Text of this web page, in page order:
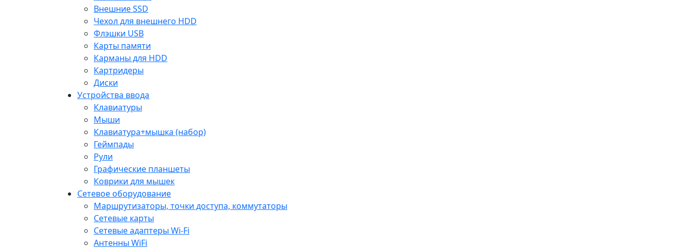
Внешние SSD
Чехол для внешнего HDD
Флэшки USB
Карты памяти
Карманы для HDD
Картридеры
Диски
Устройства ввода
Клавиатуры
Мыши
Клавиатура+мышка (набор)
Геймпады
Рули
Графические планшеты
Коврики для мышек
Сетевое оборудование
Маршрутизаторы, точки доступа, коммутаторы
Сетевые карты
Сетевые адаптеры Wi-Fi
Антенны WiFi